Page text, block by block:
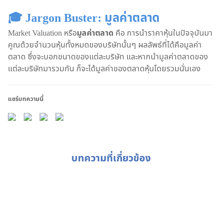
🎓 Jargon Buster: มูลค่าตลาด
Market Valuation หรือมูลค่าตลาด คือ การนำราคาหุ้นในปัจจุบันมา
คูณด้วยจำนวนหุ้นทั้งหมดของบริษัทนั้นๆ ผลลัพธ์ที่ได้คือมูลค่า
ตลาด ซึ่งจะบอกขนาดของแต่ละบริษัท และหากนำมูลค่าตลาดของ
แต่ละบริษัทมารวมกัน ก็จะได้มูลค่าของตลาดหุ้นโดยรวมนั่นเอง
แชร์บทความนี้
บทความที่เกี่ยวข้อง